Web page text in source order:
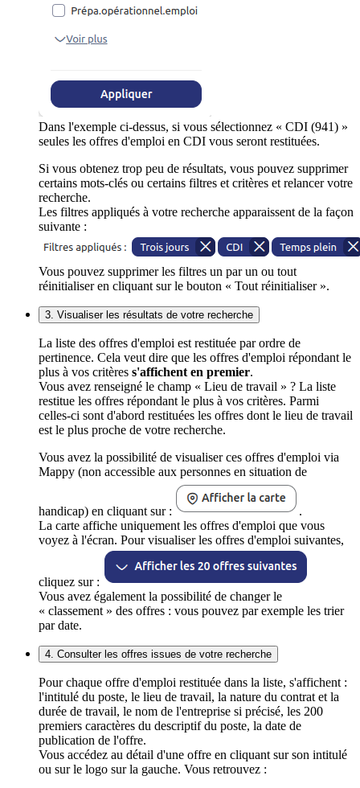
Dans l'exemple ci-dessus, si vous sélectionnez « CDI (941) »
seules les offres d'emploi en CDI vous seront restituées.
Si vous obtenez trop peu de résultats, vous pouvez supprimer
certains mots-clés ou certains filtres et critères et relancer votre
recherche.
Les filtres appliqués à votre recherche apparaissent de la façon
suivante :
Vous pouvez supprimer les filtres un par un ou tout
réinitialiser en cliquant sur le bouton « Tout réinitialiser ».
3. Visualiser les résultats de votre recherche
La liste des offres d'emploi est restituée par ordre de
pertinence. Cela veut dire que les offres d'emploi répondant le
plus à vos critères s'affichent en premier.
Vous avez renseigné le champ « Lieu de travail » ? La liste
restitue les offres répondant le plus à vos critères. Parmi
celles-ci sont d'abord restituées les offres dont le lieu de travail
est le plus proche de votre recherche.
Vous avez la possibilité de visualiser ces offres d'emploi via
Mappy (non accessible aux personnes en situation de
handicap) en cliquant sur :
.
La carte affiche uniquement les offres d'emploi que vous
voyez à l'écran. Pour visualiser les offres d'emploi suivantes,
cliquez sur :
Vous avez également la possibilité de changer le
« classement » des offres : vous pouvez par exemple les trier
par date.
4. Consulter les offres issues de votre recherche
Pour chaque offre d'emploi restituée dans la liste, s'affichent :
l'intitulé du poste, le lieu de travail, la nature du contrat et la
durée de travail, le nom de l'entreprise si précisé, les 200
premiers caractères du descriptif du poste, la date de
publication de l'offre.
Vous accédez au détail d'une offre en cliquant sur son intitulé
ou sur le logo sur la gauche. Vous retrouvez :